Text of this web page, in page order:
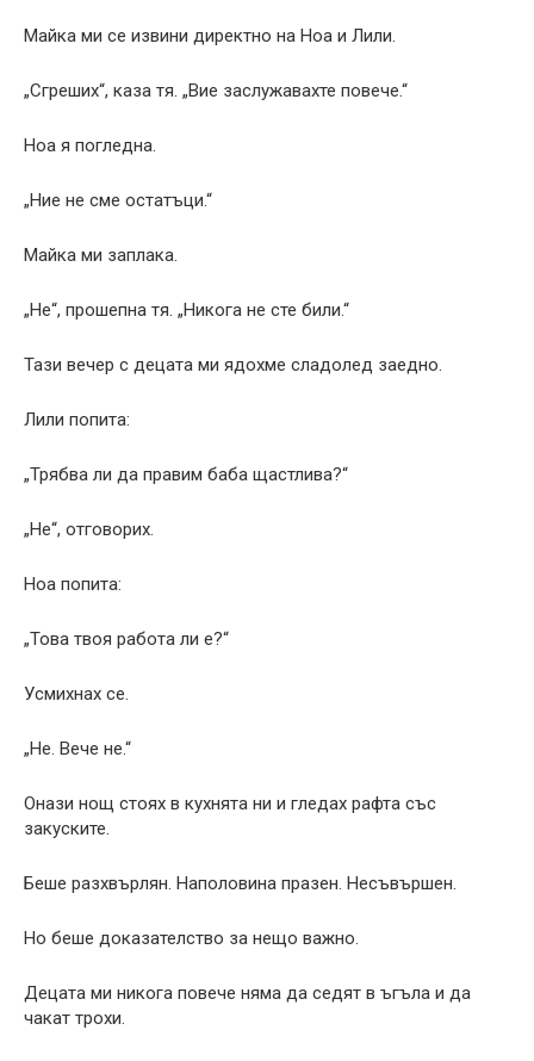
Майка ми се извини директно на Ноа и Лили.
„Сгреших“, каза тя. „Вие заслужавахте повече.“
Ноа я погледна.
„Ние не сме остатъци.“
Майка ми заплака.
„Не“, прошепна тя. „Никога не сте били.“
Тази вечер с децата ми ядохме сладолед заедно.
Лили попита:
„Трябва ли да правим баба щастлива?“
„Не“, отговорих.
Ноа попита:
„Това твоя работа ли е?“
Усмихнах се.
„Не. Вече не.“
Онази нощ стоях в кухнята ни и гледах рафта със
закуските.
Беше разхвърлян. Наполовина празен. Несъвършен.
Но беше доказателство за нещо важно.
Децата ми никога повече няма да седят в ъгъла и да
чакат трохи.